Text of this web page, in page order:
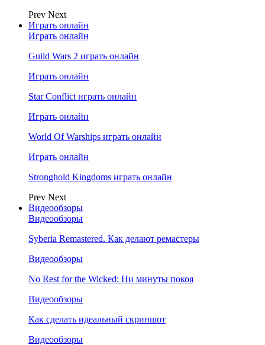
Prev Next
Играть онлайн
Играть онлайн
Guild Wars 2 играть онлайн
Играть онлайн
Star Conflict играть онлайн
Играть онлайн
World Of Warships играть онлайн
Играть онлайн
Stronghold Kingdoms играть онлайн
Prev Next
Видеообзоры
Видеообзоры
Syberia Remastered. Как делают ремастеры
Видеообзоры
No Rest for the Wicked: Ни минуты покоя
Видеообзоры
Как сделать идеальный скриншот
Видеообзоры